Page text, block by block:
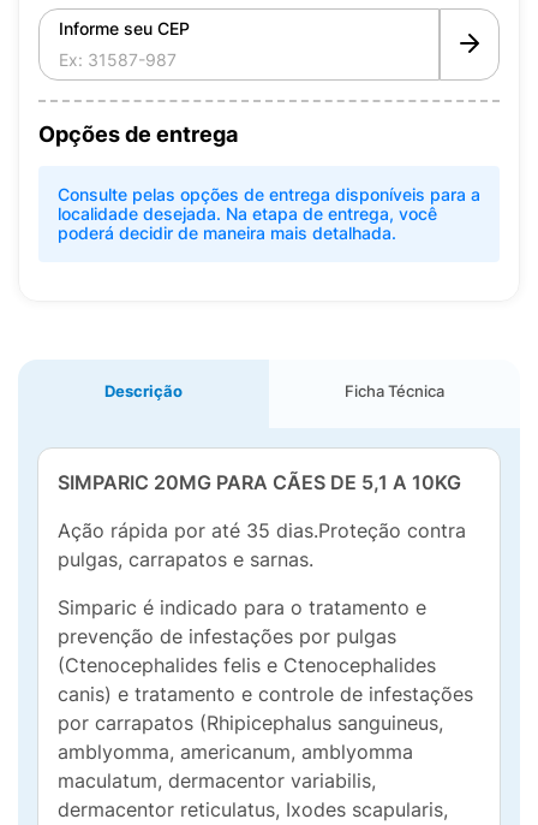
Informe seu CEP
Opções de entrega
Consulte pelas opções de entrega disponíveis para a
localidade desejada. Na etapa de entrega, você
poderá decidir de maneira mais detalhada.
Descrição Ficha Técnica
SIMPARIC 20MG PARA CÃES DE 5,1 A 10KG
Ação rápida por até 35 dias.Proteção contra
pulgas, carrapatos e sarnas.
Simparic é indicado para o tratamento e
prevenção de infestações por pulgas
(Ctenocephalides felis e Ctenocephalides
canis) e tratamento e controle de infestações
por carrapatos (Rhipicephalus sanguineus,
amblyomma, americanum, amblyomma
maculatum, dermacentor variabilis,
dermacentor reticulatus, Ixodes scapularis,